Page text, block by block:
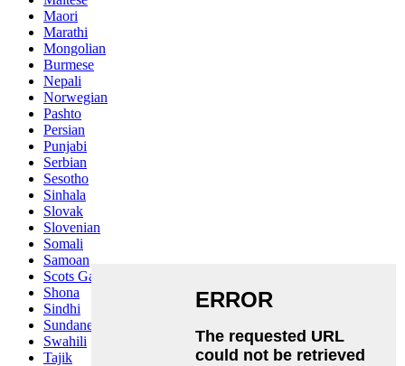
Maori
Marathi
Mongolian
Burmese
Nepali
Norwegian
Pashto
Persian
Punjabi
Serbian
Sesotho
Sinhala
Slovak
Slovenian
Somali
Samoan
Scots Gaelic
Shona
Sindhi
Sundanese
Swahili
Tajik